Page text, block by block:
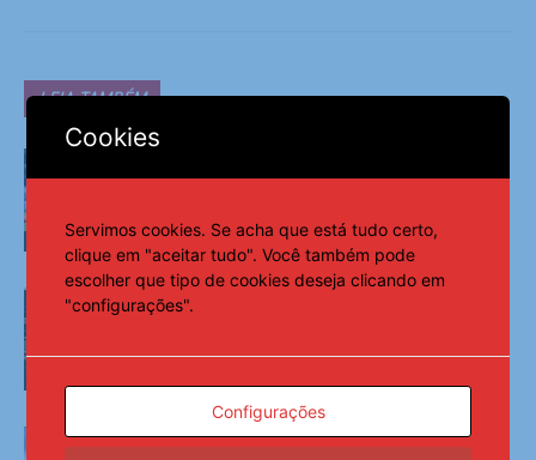
LEIA TAMBÉM
Esportes
vão às quartas da Copa do Brasil
CBF reforça paralisação das
competições durante Copa Feminina
Confusão em Belém amplia polêmicas
Cookies
Servimos cookies. Se acha que está tudo certo,
clique em "aceitar tudo". Você também pode
escolher que tipo de cookies deseja clicando em
"configurações".
Configurações